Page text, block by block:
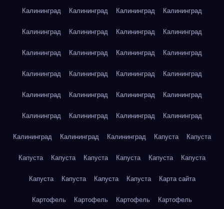
Калининград Калининград Калининград Калининград
Калининград Калининград Калининград Калининград
Калининград Калининград Калининград Калининград
Калининград Калининград Калининград Калининград
Калининград Калининград Калининград Калининград
Калининград Калининград Калининград Калининград
Калининград Калининград Калининград Капуста Капуста
Капуста Капуста Капуста Капуста Капуста Капуста
Капуста Капуста Капуста Капуста Карта сайта
Картофель Картофель Картофель Картофель